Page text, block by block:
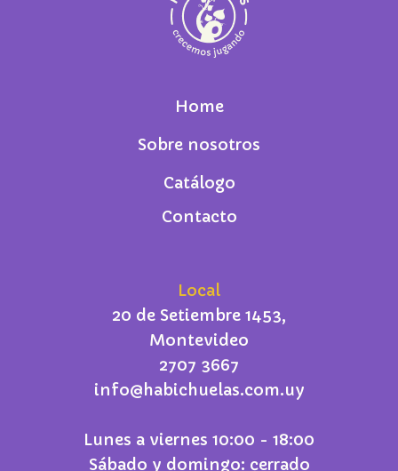
Home
Sobre nosotros
Catálogo
Contacto
Local
20 de Setiembre 1453,
Montevideo
2707 3667
info@habichuelas.com.uy
Lunes a viernes 10:00 - 18:00
Sábado y domingo: cerrado